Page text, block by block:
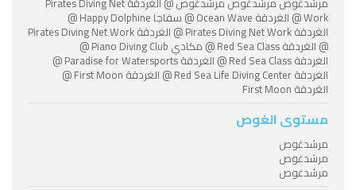
Work @ الغردقة Ocean Wave @ سفاجا Happy Dolphine @
الغردقة Pirates Diving Net Work @ الغردقة Pirates Diving Net Work
@ الغردقة Red Sea Class @ مكادي Piano Diving Club @
الغردقة Red Sea Class @ الغردقة Paradise for Watersports @
الغردقة Red Sea Life Diving Center @ الغردقة First Moon @
الغردقة First Moon
مستوى الغوص
مرشدغوص
مرشدغوص
مرشدغوص